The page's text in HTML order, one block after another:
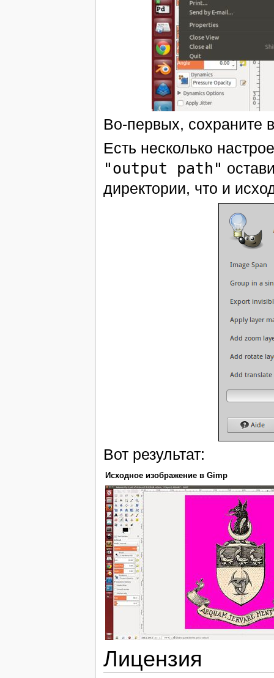
Во-первых, сохраните
Есть несколько
"output path"
директории, что и
Вот результат:
Исходное изображение в Gimp
Лицензия